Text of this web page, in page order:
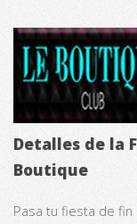
Detalles de la
Boutique
Pasa tu fiesta de